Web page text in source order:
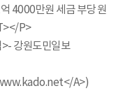
4000만원 세금 부당 원
P>
강원도민일보
A>)